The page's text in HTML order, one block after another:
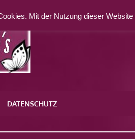
DATENSCHUTZ
Mit der Nutzung dieser